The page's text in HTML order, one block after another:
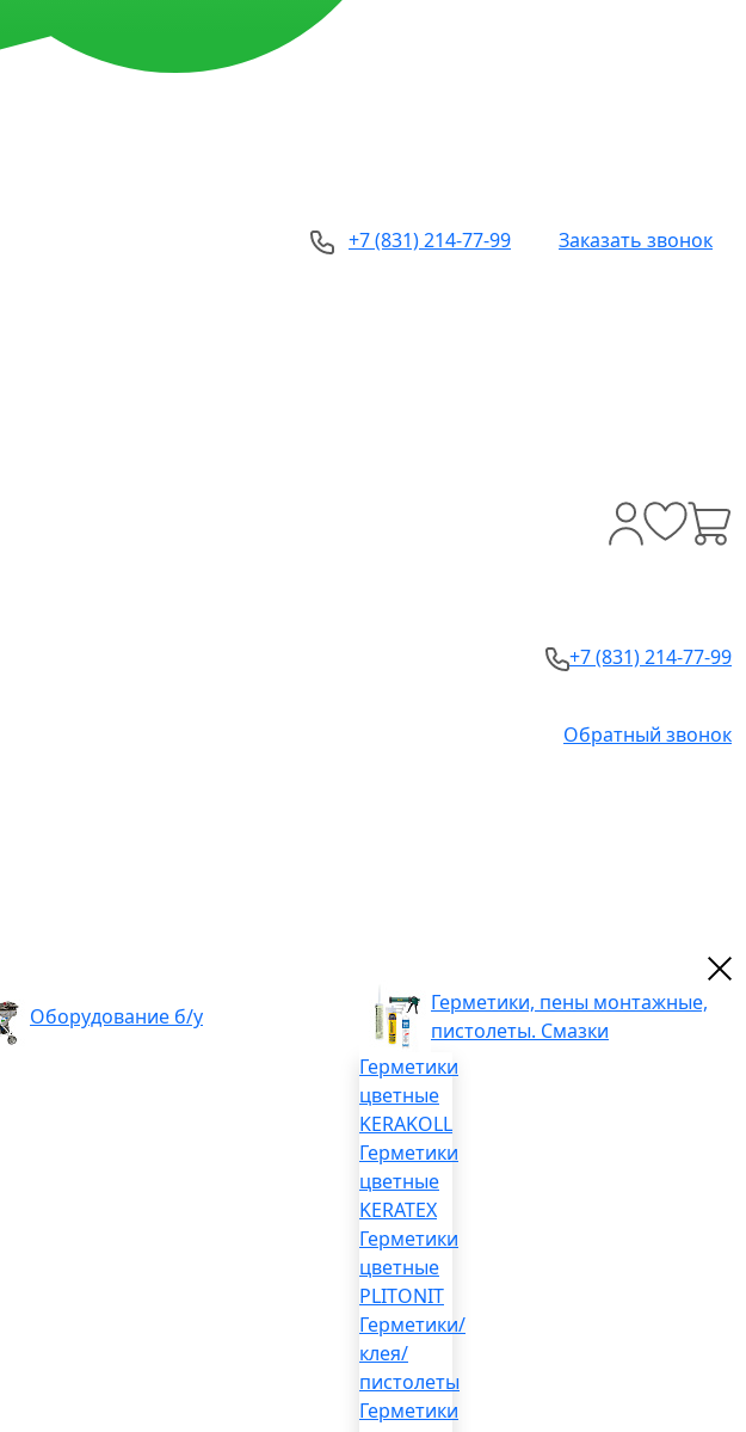
+7 (831) 214-77-99 Заказать звонок
+7 (831) 214-77-99
Обратный звонок
Оборудование б/у
Герметики, пены монтажные,
пистолеты. Смазки
Герметики
цветные
KERAKOLL
Герметики
цветные
KERATEX
Герметики
цветные
PLITONIT
Герметики/
клея/
пистолеты
Герметики